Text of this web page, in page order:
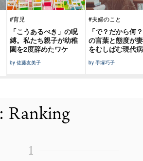
#育児
「こうあるべき」の呪
縛。私たち親子が幼稚
園を2度辞めたワケ
by 佐藤友美子
#夫婦のこと
「で？だから何
の言葉と態度が
をむしばむ現代病
by 手塚巧子
: Ranking
1